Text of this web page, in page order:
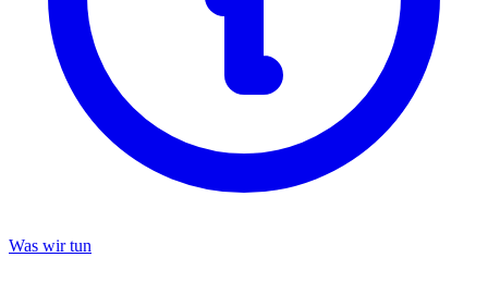
Was wir tun